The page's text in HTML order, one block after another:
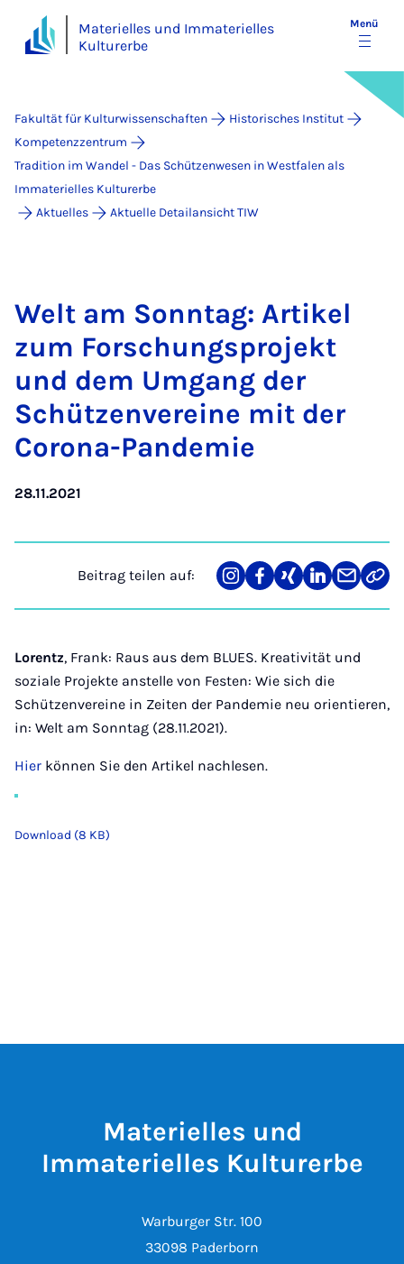
Materielles und Immaterielles
Kulturerbe
Menü
Fakultät für Kulturwissenschaften
Historisches Institut
Kompetenzzentrum
Tradition im Wandel - Das Schützenwesen in Westfalen als
Immaterielles Kulturerbe
Aktuelles
Aktuelle Detailansicht TIW
Welt am Sonn­tag: Ar­ti­kel
zum For­schungs­pro­jekt
und dem Um­gang der
Schüt­zen­ver­ei­ne mit der
Co­ro­na-Pan­de­mie
28.11.2021
Beitrag teilen auf:
Teilen
auf
Teilen
auf
Teilen
auf
Teilen
auf
Teilen
über
Mail
Link
Lorentz, Frank: Raus aus dem BLUES. Kreativität und
soziale Projekte anstelle von Festen: Wie sich die
Schützenvereine in Zeiten der Pandemie neu orientieren,
in: Welt am Sonntag (28.11.2021).
Hier können Sie den Artikel nachlesen.
Download (8 KB)
Materielles und
Immaterielles Kulturerbe
Warburger Str. 100
33098 Paderborn